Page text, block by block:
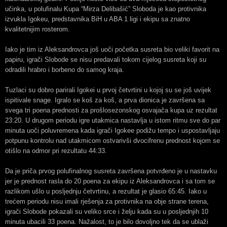
učinka, u polufinalu Kupa “Mirza Delibašić” Sloboda je kao protivnika
izvukla Igokeu, predstavnika BiH u ABA 1 ligi i ekipu sa znatno
kvalitetnijim rosterom.
Iako je tim iz Aleksandrovca još uoči početka susreta bio veliki favorit na
papiru, igrači Slobode se nisu predavali tokom cijelog susreta koji su
odradili hrabro i borbeno do samog kraja.
Tuzlaci su dobro parirali Igokei u prvoj četvrtini u kojoj su se još uvijek
ispitivale snage. Igralo se koš za koš, a prva dionica je završena sa
svega tri poena prednosti za prošlosezonskog osvajača kupa uz rezultat
23:20. U drugom periodu igre utakmica nastavlja u istom ritmu sve do par
minuta uoči poluvremena kada igrači Igokee podižu tempo i uspostavljaju
potpunu kontrolu nad utakmicom ostvarivši dvocifrenu prednost kojom se
otišlo na odmor pri rezultatu 44:33.
Da je priča prvog polufinalnog susreta završena potvrđeno je u nastavku
jer je prednost rasla do 20 poena za ekipu iz Aleksandrovca i sa tom se
razlikom ušlo u posljednju četvrtinu, a rezultat je glasio 65:45. Iako u
trećem periodu nisu imali rješenja za protivnika na obje strane terena,
igrači Slobode pokazali su veliko srce i želju kada su u posljednjih 10
minuta ubacili 33 poena. Nažalost, to je bilo dovoljno tek da se ublaži